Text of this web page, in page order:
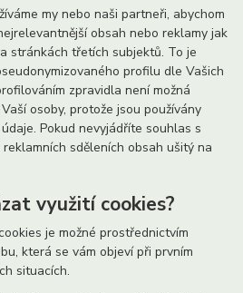
my nebo naši partneři, abychom
obsah nebo reklamy jak
stránkách třetích subjektů. To je
profilu dle Vašich
zpravidla není možná
osoby, protože jsou používány
Pokud nevyjádříte souhlas s
sděleních obsah ušitý na
využití cookies?
je možné prostřednictvím
která se vám objeví při prvním
situacích.